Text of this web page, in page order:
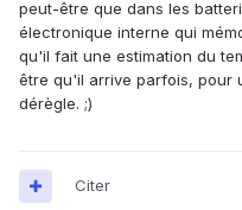
peut-être que dans les
électronique interne qui
qu'il fait une estimation du
être qu'il arrive parfois, pour
dérègle. ;)
Citer